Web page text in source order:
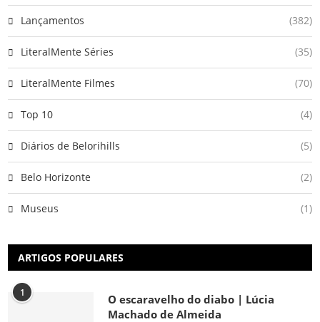
Lançamentos (382)
LiteralMente Séries (35)
LiteralMente Filmes (70)
Top 10 (4)
Diários de Belorihills (5)
Belo Horizonte (2)
Museus (1)
ARTIGOS POPULARES
1
O escaravelho do diabo | Lúcia
Machado de Almeida